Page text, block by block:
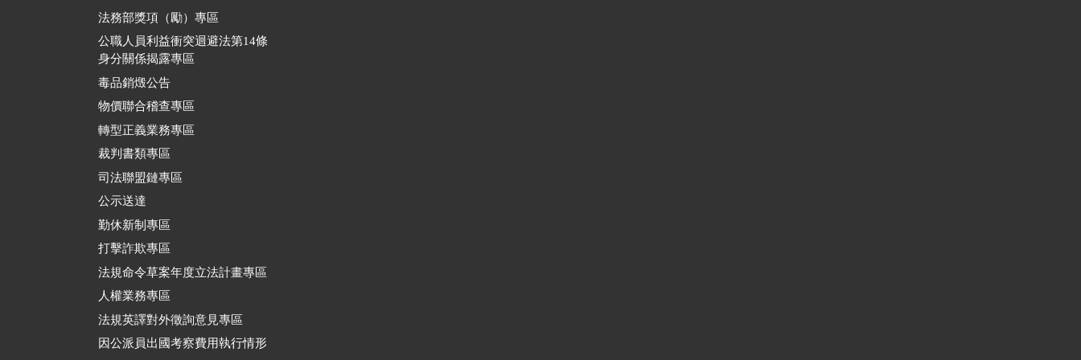
法務部獎項（勵）專區
公職人員利益衝突迴避法第14條
身分關係揭露專區
毒品銷燬公告
物價聯合稽查專區
轉型正義業務專區
裁判書類專區
司法聯盟鏈專區
公示送達
勤休新制專區
打擊詐欺專區
法規命令草案年度立法計畫專區
人權業務專區
法規英譯對外徵詢意見專區
因公派員出國考察費用執行情形